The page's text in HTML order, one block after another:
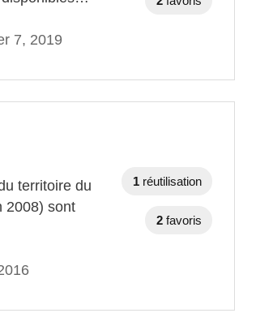
7, 2019
territoire du
2008) sont
1 réutilisation
2 favoris